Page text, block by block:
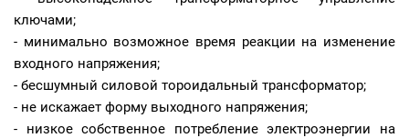
ключами;
- минимально возможное время реакции на изменение
входного напряжения;
- бесшумный силовой тороидальный трансформатор;
- не искажает форму выходного напряжения;
- низкое собственное потребление электроэнергии на